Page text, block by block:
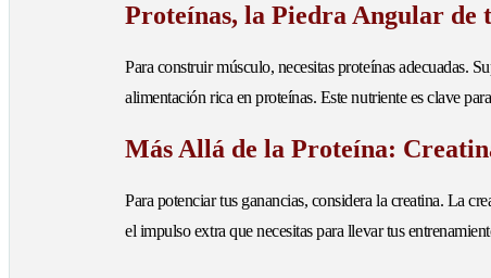
Proteínas, la Piedra Angular
Para construir músculo, necesitas proteínas adecuadas.
alimentación rica en proteínas. Este nutriente es clave
Más Allá de la Proteína:
Para potenciar tus ganancias, considera la creatina. La
el impulso extra que necesitas para llevar tus